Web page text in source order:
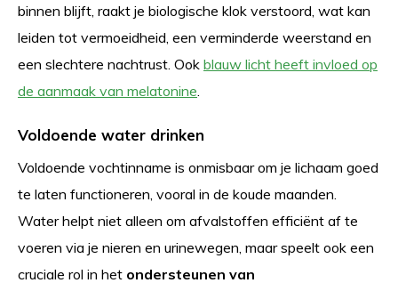
binnen blijft, raakt je biologische klok verstoord, wat kan
leiden tot vermoeidheid, een verminderde weerstand en
een slechtere nachtrust. Ook blauw licht heeft invloed op
de aanmaak van melatonine
Voldoende water drinken
Voldoende vochtinname is onmisbaar om je lichaam goed
te laten functioneren, vooral in de koude maanden.
Water helpt niet alleen om afvalstoffen efficiënt af te
voeren via je nieren en urinewegen, maar speelt ook een
cruciale rol in het ondersteunen van